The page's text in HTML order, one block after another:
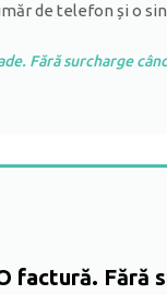
de telefon și o
Fără surcharge
factură. Fără